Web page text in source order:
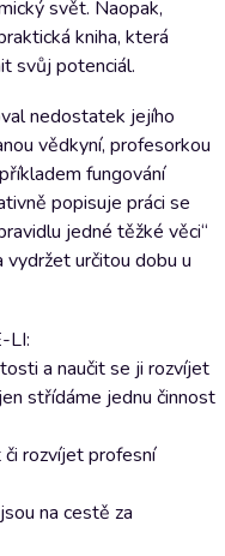
svět. Naopak,
kniha, která
svůj potenciál.
nedostatek jejího
vědkyní, profesorkou
fungování
popisuje práci se
jedné těžké věci“
vydržet určitou dobu u
LI:
a naučit se ji rozvíjet
střídáme jednu činnost
rozvíjet profesní
na cestě za